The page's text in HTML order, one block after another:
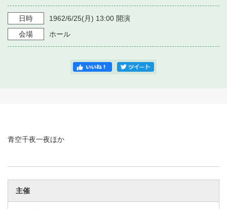
・ 利用料金
・ フロアマップ
・ 芸術参与
SNS
日時 1962/6/25(月) 13:00 開演
会場
ホール
青空千夜一夜ほか
主催